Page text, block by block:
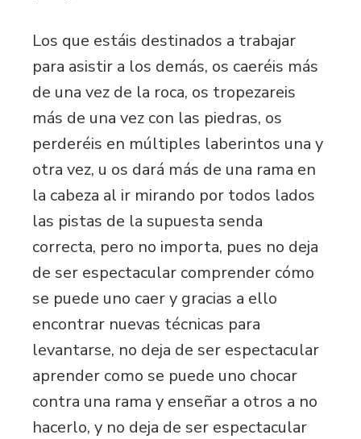
Los que estáis destinados a trabajar
para asistir a los demás, os caeréis más
de una vez de la roca, os tropezareis
más de una vez con las piedras, os
perderéis en múltiples laberintos una y
otra vez, u os dará más de una rama en
la cabeza al ir mirando por todos lados
las pistas de la supuesta senda
correcta, pero no importa, pues no deja
de ser espectacular comprender cómo
se puede uno caer y gracias a ello
encontrar nuevas técnicas para
levantarse, no deja de ser espectacular
aprender como se puede uno chocar
contra una rama y enseñar a otros a no
hacerlo, y no deja de ser espectacular